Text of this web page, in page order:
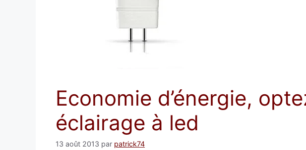
Economie d’énergie,
éclairage à led
13 août 2013 par patrick74